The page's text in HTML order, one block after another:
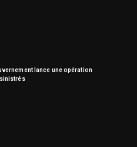
lance une opération